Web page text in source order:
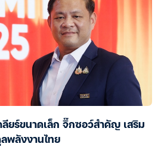
ยร์ขนาดเล็ก จิ๊กซอว์สำคัญ เสริม
พลังงานไทย